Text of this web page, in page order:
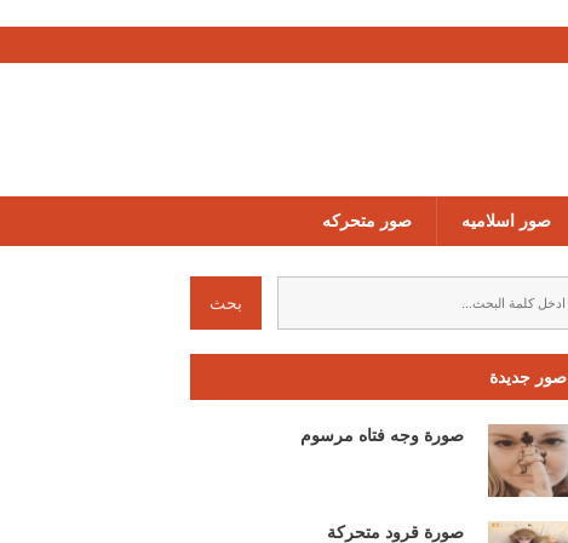
صور اسلاميه صور متحركه
صور جديدة
صورة وجه فتاه مرسوم
صورة قرود متحركة